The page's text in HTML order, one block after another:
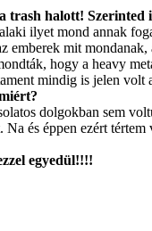
trash halott! Szerinted
ilyet mond annak
emberek mit
hogy a heavy
mindig is jelen volt
dolgokban sem
és éppen ezért
egyedül!!!!